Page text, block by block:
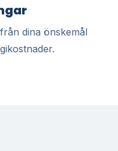
dina önskemål